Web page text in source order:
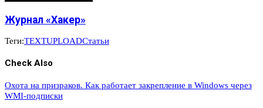
Журнал «Хакер»
Теги:TEXTUPLOADСтатьи
Check Also
Охота на призраков. Как работает закрепление в Windows через
WMI-подписки